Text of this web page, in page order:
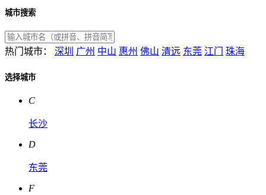
城市搜索
热门城市： 深圳 广州 中山 惠州 佛山 清远 东莞 江门 珠海
选择城市
C
长沙
D
东莞
F